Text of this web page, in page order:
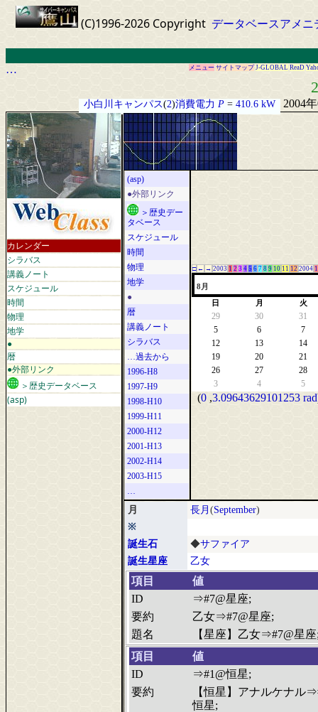
(C)1996-2026 Copyright データベースアメニ
… メニュー サイトマップ J-GLOBAL ReaD
小白川キャンパス(2)消費電力 P= 410.6 kW 2004
カレンダー
シラバス
講義ノート
スケジュール
時間
物理
地学
●
暦
●外部リンク
＞歴史データベース
(asp)
(asp)
●外部リンク
＞歴史デー
タベース
スケジュール
時間
物理
地学
●
暦
講義ノート
シラバス
…過去から
1996-H8
1997-H9
1998-H10
1999-H11
2000-H12
2001-H13
2002-H14
2003-H15
…
□ ← → 2003 1 2 3 4 5 6 7 8 9 10 11 12 2004 1
8月
日 月 火
29 30
31
5
6
7
12
13
14
19
20
21
26
27
28
3
4 5
(0 ,3.09643629101253 rad
月 長月 (September)
※
誕生石
◆サファイア
誕生星座
乙女
項目
値
ID
⇒#7@星座;
要約
乙女⇒#7@星座;
題名
【星座】乙女⇒#7@星
項目
値
ID
⇒#1@恒星;
要約
【恒星】アナルケナル
恒星;